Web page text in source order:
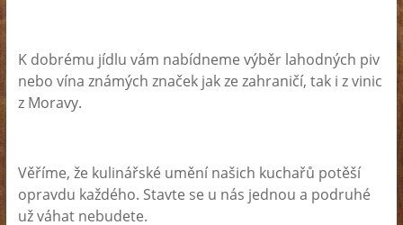
K dobrému jídlu vám nabídneme výběr lahodných piv
nebo vína známých značek jak ze zahraničí, tak i z vinic
z Moravy.
Věříme, že kulinářské umění našich kuchařů potěší
opravdu každého. Stavte se u nás jednou a podruhé
už váhat nebudete.